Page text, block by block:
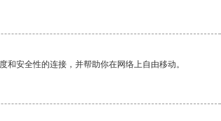
安全性的连接，并帮助你在网络上自由移动。